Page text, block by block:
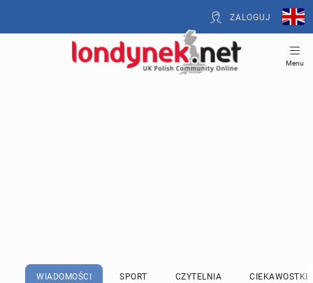
ZALOGUJ
Menu
WIADOMOŚCI SPORT CZYTELNIA CIEKAWOSTKI